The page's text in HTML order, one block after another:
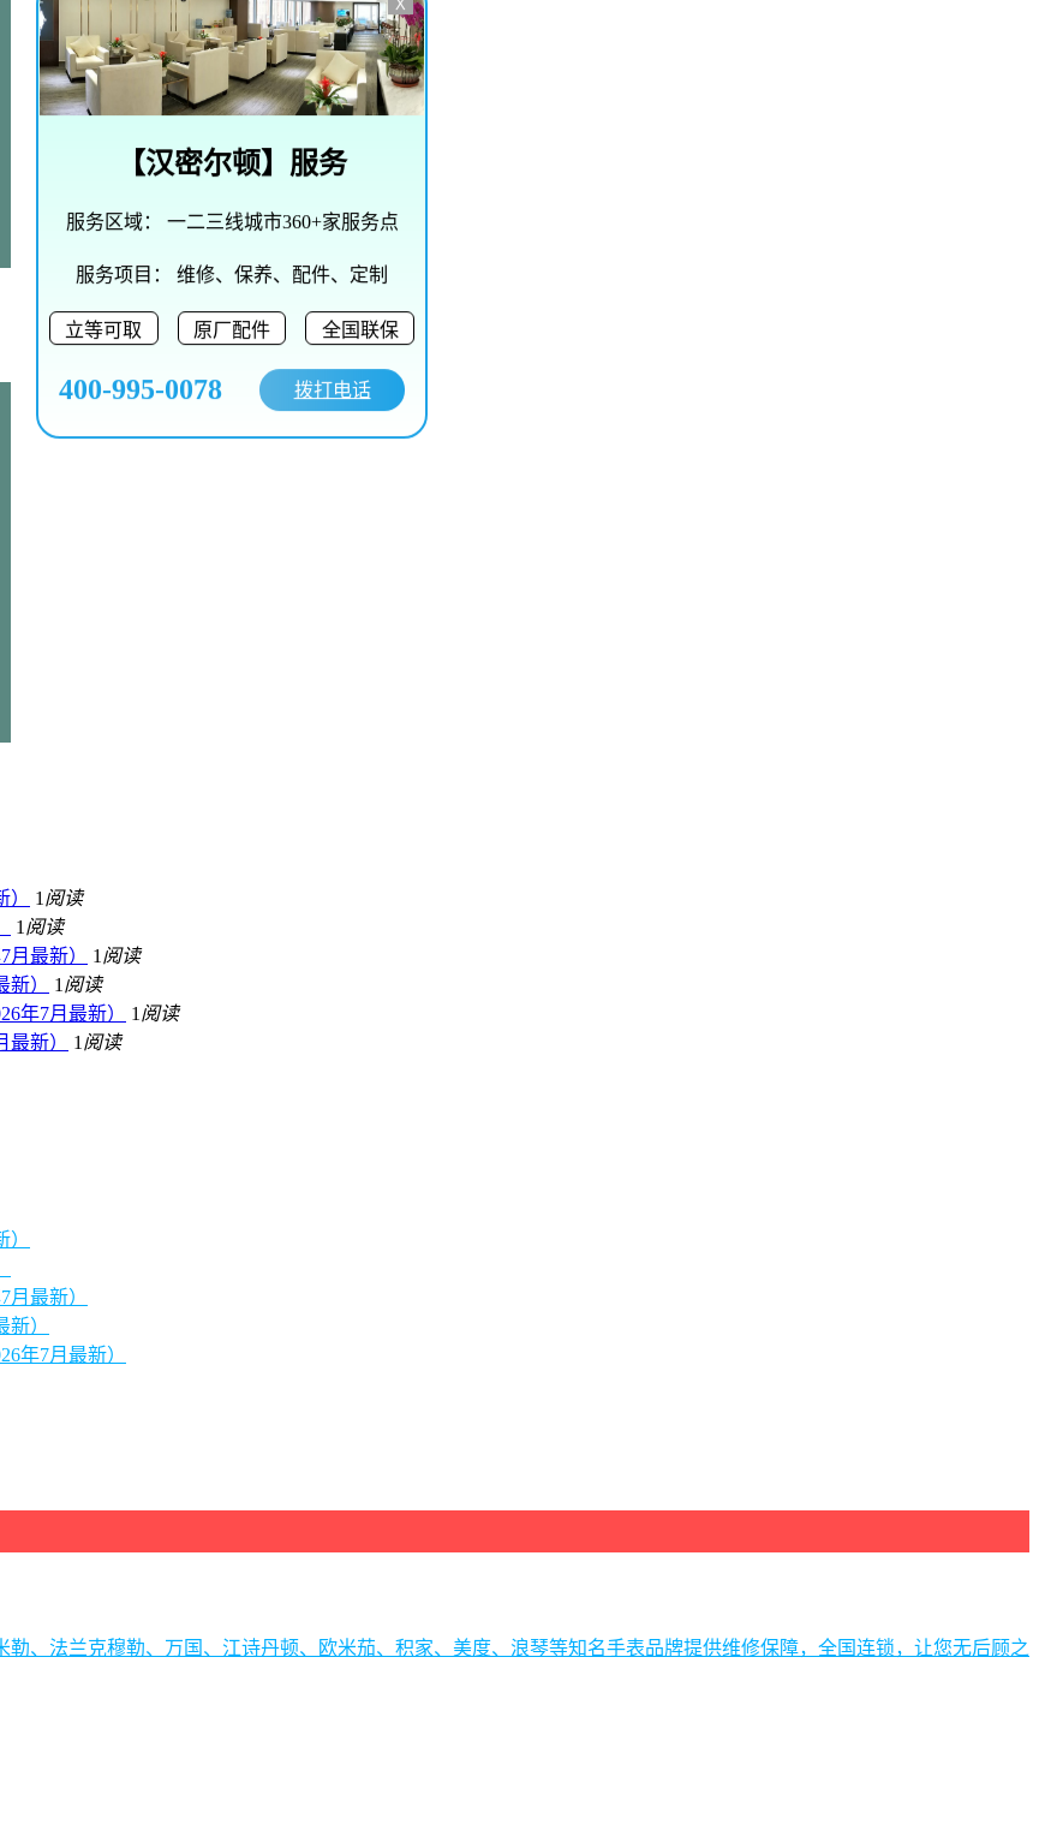
1 阅读
1 阅读
最新）
1 阅读
）
1 阅读
年7月最新）
1 阅读
新）
1 阅读
最新）
）
年7月最新）
、法兰克穆勒、万国、江诗丹顿、欧米茄、积家、美度、浪琴等知名手表品牌提供维修保障，全国连锁，让您无后顾之
X
【汉密尔顿】服务
服务区域： 一二三线城市360+家服务点
服务项目： 维修、保养、配件、定制
立等可取 原厂配件 全国联保
400-995-0078 拨打电话